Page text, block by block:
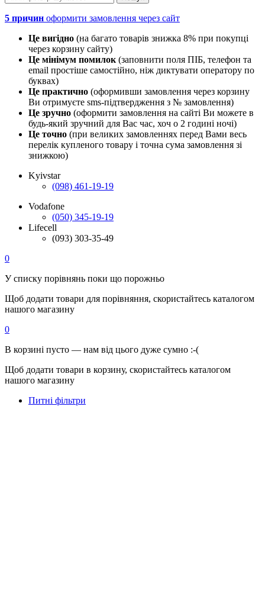
5 причин оформити замовлення через сайт
Це вигідно (на багато товарів знижка 8% при покупці
через корзину сайту)
Це мінімум помилок (заповнити поля ПІБ, телефон та
email простіше самостійно, ніж диктувати оператору по
буквах)
Це практично (оформивши замовлення через корзину
Ви отримуєте sms-підтвердження з № замовлення)
Це зручно (оформити замовлення на сайті Ви можете в
будь-який зручний для Вас час, хоч о 2 годині ночі)
Це точно (при великих замовленнях перед Вами весь
перелік купленого товару і точна сума замовлення зі
знижкою)
Kyivstar
(098) 461-19-19
Vodafone
(050) 345-19-19
Lifecell
(093) 303-35-49
0
У списку порівнянь поки що порожньо
Щоб додати товари для порівняння, скористайтесь каталогом
нашого магазину
0
В корзині пусто — нам від цього дуже сумно :-(
Щоб додати товари в корзину, скористайтесь каталогом
нашого магазину
Питні фільтри